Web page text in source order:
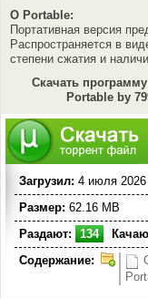
O Portable:
Портативная версия
Распространяется в
степени сжатия и
Скачать
Portable by
Загрузил: 4 июля 2026
Размер: 62.16 MB
Раздают:
134
Содержание: